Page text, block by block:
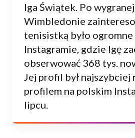
Iga Świątek. Po
Wimbledonie
tenisistką było
Instagramie, gdzie Igę
obserwować 368 tys.
Jej profil był najszybciej
profilem na polskim
lipcu.